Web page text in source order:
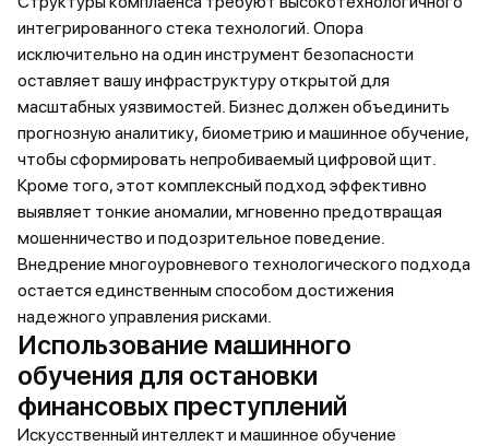
интегрированного стека технологий. Опора
исключительно на один инструмент безопасности
оставляет вашу инфраструктуру открытой для
масштабных уязвимостей. Бизнес должен объединить
прогнозную аналитику, биометрию и машинное обучение,
чтобы сформировать непробиваемый цифровой щит.
Кроме того, этот комплексный подход эффективно
выявляет тонкие аномалии, мгновенно предотвращая
мошенничество и подозрительное поведение.
Внедрение многоуровневого технологического подхода
остается единственным способом достижения
надежного управления рисками.
Использование машинного
обучения для остановки
финансовых преступлений
Искусственный интеллект и машинное обучение